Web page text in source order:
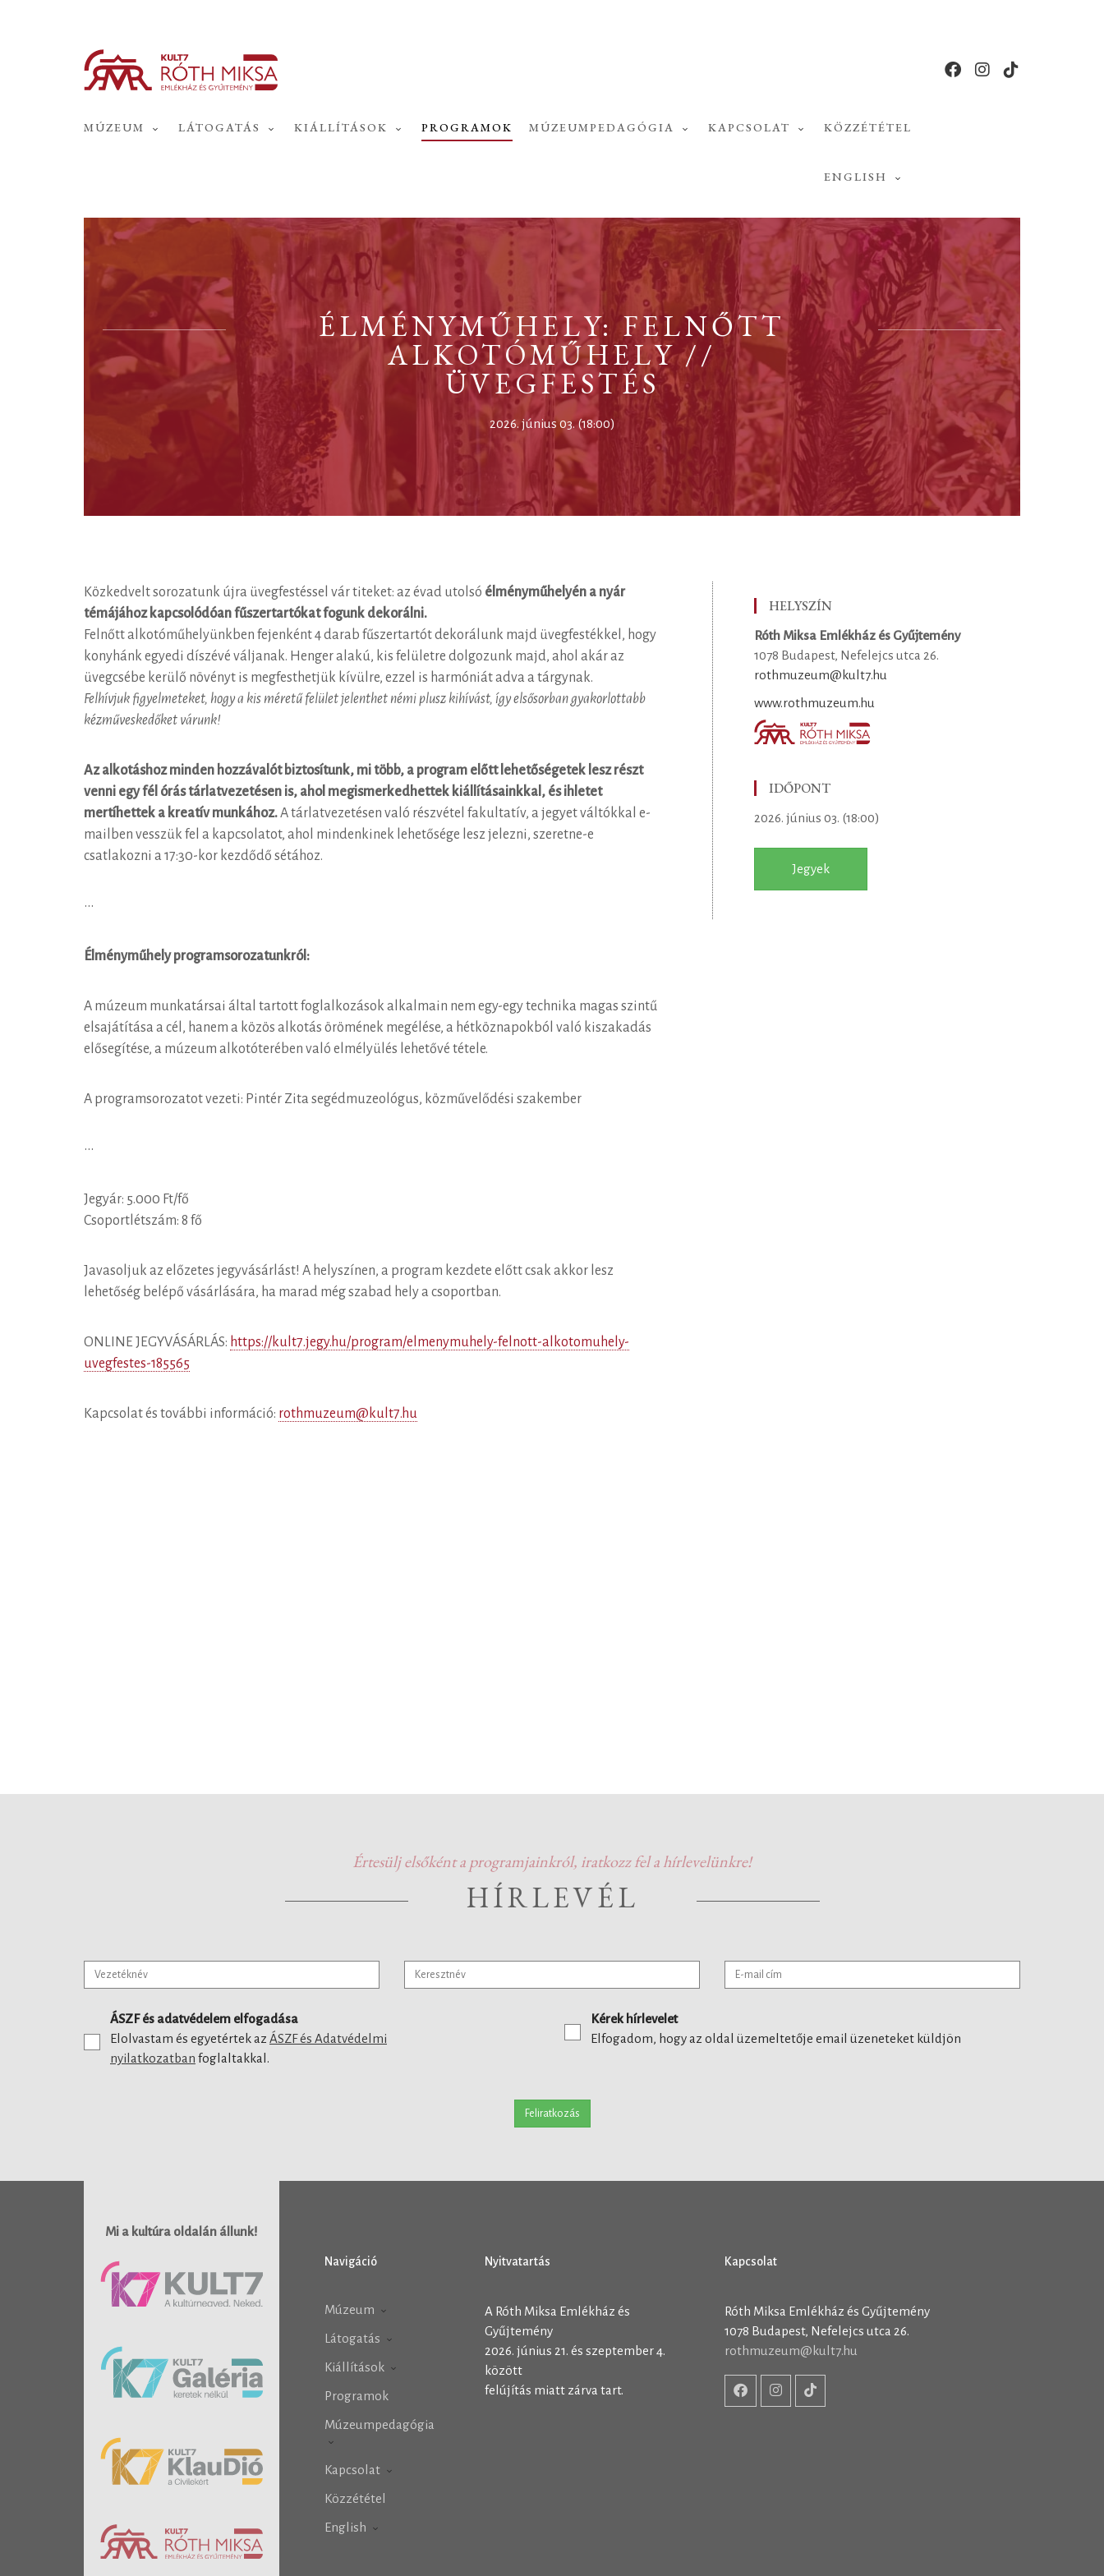
MÚZEUM LÁTOGATÁS KIÁLLÍTÁSOK PROGRAMOK MÚZEUMPEDAGÓGIA KAPCSOLAT KÖZZÉTÉTEL
ENGLISH
ÉLMÉNYMŰHELY: FELNŐTT
ALKOTÓMŰHELY //
ÜVEGFESTÉS
2026. június 03. (18:00)
Közkedvelt sorozatunk újra üvegfestéssel vár titeket: az évad utolsó élményműhelyén a nyár
témájához kapcsolódóan fűszertartókat fogunk dekorálni.
Felnőtt alkotóműhelyünkben fejenként 4 darab fűszertartót dekorálunk majd üvegfestékkel, hogy
konyhánk egyedi díszévé váljanak. Henger alakú, kis felületre dolgozunk majd, ahol akár az
üvegcsébe kerülő növényt is megfesthetjük kívülre, ezzel is harmóniát adva a tárgynak.
Felhívjuk figyelmeteket, hogy a kis méretű felület jelenthet némi plusz kihívást, így elsősorban gyakorlottabb
kézműveskedőket várunk!
Az alkotáshoz minden hozzávalót biztosítunk, mi több, a program előtt lehetőségetek lesz részt
venni egy fél órás tárlatvezetésen is, ahol megismerkedhettek kiállításainkkal, és ihletet
mertíhettek a kreatív munkához.A tárlatvezetésen való részvétel fakultatív, a jegyet váltókkal e-
mailben vesszük fel a kapcsolatot, ahol mindenkinek lehetősége lesz jelezni, szeretne-e
csatlakozni a 17:30-kor kezdődő sétához.
•••
Élményműhely programsorozatunkról:
A múzeum munkatársai által tartott foglalkozások alkalmain nem egy-egy technika magas szintű
elsajátítása a cél, hanem a közös alkotás örömének megélése, a hétköznapokból való kiszakadás
elősegítése, a múzeum alkotóterében való elmélyülés lehetővé tétele.
A programsorozatot vezeti: Pintér Zita segédmuzeológus, közművelődési szakember
•••
Jegyár: 5.000 Ft/fő
Csoportlétszám: 8 fő
Javasoljuk az előzetes jegyvásárlást! A helyszínen, a program kezdete előtt csak akkor lesz
lehetőség belépő vásárlására, ha marad még szabad hely a csoportban.
ONLINE JEGYVÁSÁRLÁS: https://kult7.jegy.hu/program/elmenymuhely-felnott-alkotomuhely-
uvegfestes-185565
Kapcsolat és további információ: rothmuzeum@kult7.hu
HELYSZÍN
Róth Miksa Emlékház és Gyűjtemény
1078 Budapest, Nefelejcs utca 26.
rothmuzeum@kult7.hu
www.rothmuzeum.hu
IDŐPONT
2026. június 03. (18:00)
Jegyek
Értesülj elsőként a programjainkról, iratkozz fel a hírlevelünkre!
HÍRLEVÉL
ÁSZF és adatvédelem elfogadása
Elolvastam és egyetértek az ÁSZF és Adatvédelmi
nyilatkozatban foglaltakkal.
Kérek hírlevelet
Elfogadom, hogy az oldal üzemeltetője email üzeneteket küldjön
Feliratkozás
Mi a kultúra oldalán állunk!
Navigáció
Múzeum
Látogatás
Kiállítások
Programok
Múzeumpedagógia
Kapcsolat
Közzététel
English
Nyitvatartás
A Róth Miksa Emlékház és
Gyűjtemény
2026. június 21. és szeptember 4.
között
felújítás miatt zárva tart.
Kapcsolat
Róth Miksa Emlékház és Gyűjtemény
1078 Budapest, Nefelejcs utca 26.
rothmuzeum@kult7.hu